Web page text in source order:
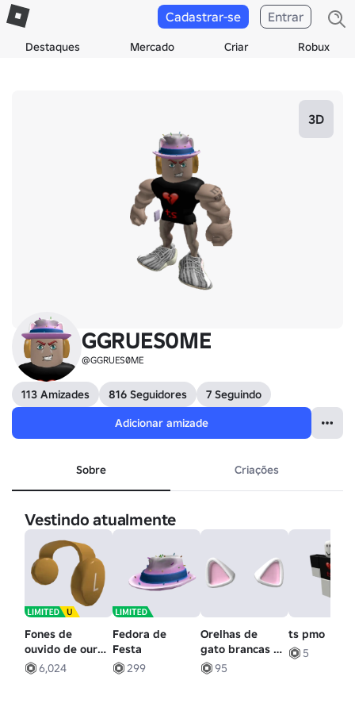
Destaques Mercado Criar Robux
Cadastrar-se Entrar
3D
GGRUES0ME
@GGRUES0ME
113 Amizades 816 Seguidores
7 Seguindo
Adicionar amizade
Sobre Criações
Vestindo atualmente
Fones de
ouvido de ouro
com mecanismo
de relógio
6,024
Fedora de
Festa
299
Orelhas de
gato brancas e
rosa
95
ts pmo
5